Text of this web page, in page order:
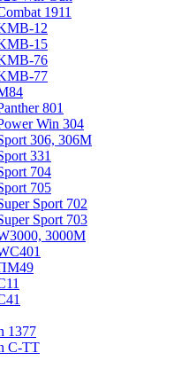
1911
12
15
76
77
801
Win 304
306, 306M
331
704
705
Sport 702
Sport 703
3000М
1377
C-TT